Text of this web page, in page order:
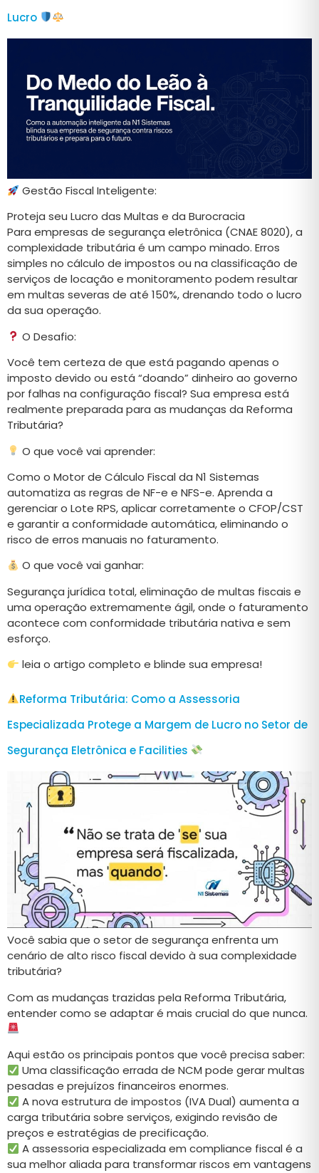
Lucro
Gestão Fiscal Inteligente:
Proteja seu Lucro das Multas e da Burocracia
Para empresas de segurança eletrônica (CNAE 8020), a
complexidade tributária é um campo minado. Erros
simples no cálculo de impostos ou na classificação de
serviços de locação e monitoramento podem resultar
em multas severas de até 150%, drenando todo o lucro
da sua operação.
O Desafio:
Você tem certeza de que está pagando apenas o
imposto devido ou está “doando” dinheiro ao governo
por falhas na configuração fiscal? Sua empresa está
realmente preparada para as mudanças da Reforma
Tributária?
O que você vai aprender:
Como o Motor de Cálculo Fiscal da N1 Sistemas
automatiza as regras de NF-e e NFS-e. Aprenda a
gerenciar o Lote RPS, aplicar corretamente o CFOP/CST
e garantir a conformidade automática, eliminando o
risco de erros manuais no faturamento.
O que você vai ganhar:
Segurança jurídica total, eliminação de multas fiscais e
uma operação extremamente ágil, onde o faturamento
acontece com conformidade tributária nativa e sem
esforço.
leia o artigo completo e blinde sua empresa!
Reforma Tributária: Como a Assessoria
Especializada Protege a Margem de Lucro no Setor de
Segurança Eletrônica e Facilities
Você sabia que o setor de segurança enfrenta um
cenário de alto risco fiscal devido à sua complexidade
tributária?
Com as mudanças trazidas pela Reforma Tributária,
entender como se adaptar é mais crucial do que nunca.
Aqui estão os principais pontos que você precisa saber:
Uma classificação errada de NCM pode gerar multas
pesadas e prejuízos financeiros enormes.
A nova estrutura de impostos (IVA Dual) aumenta a
carga tributária sobre serviços, exigindo revisão de
preços e estratégias de precificação.
A assessoria especializada em compliance fiscal é a
sua melhor aliada para transformar riscos em vantagens